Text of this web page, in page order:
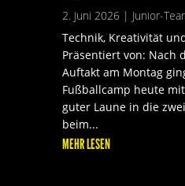
2. Juni 2026| Junior-
Technik, Kreativität
Präsentiert von: Nach
Auftakt am Montag
Fußballcamp heute
guter Laune in die
beim...
MEHR LESEN